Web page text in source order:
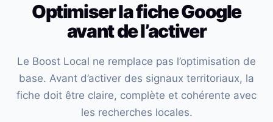
Optimiser la fiche Google
avant de l’activer
Le Boost Local ne remplace pas l’optimisation de
base. Avant d’activer des signaux territoriaux, la
fiche doit être claire, complète et cohérente avec
les recherches locales.